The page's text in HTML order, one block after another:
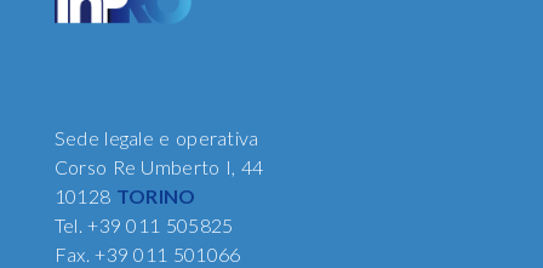
Sede legale e operativa
Corso Re Umberto I, 44
10128 TORINO
Tel.+39 011 505825
Fax.+39 011 501066